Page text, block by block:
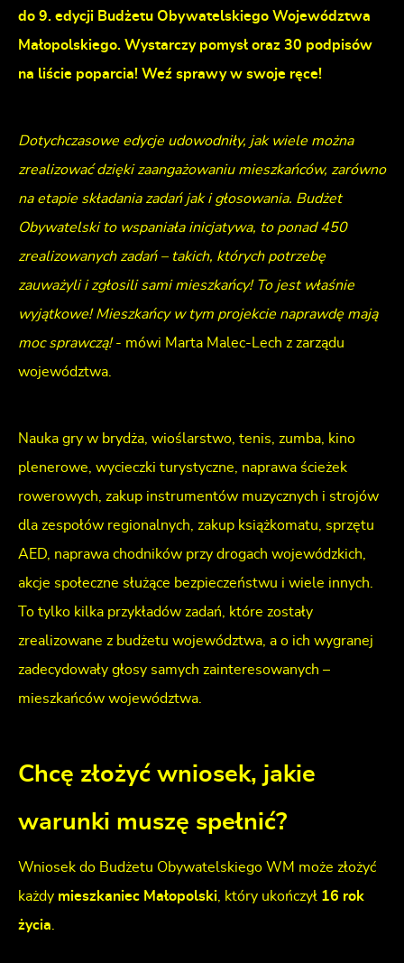
do 9. edycji Budżetu Obywatelskiego Województwa
Małopolskiego. Wystarczy pomysł oraz 30 podpisów
na liście poparcia! Weź sprawy w swoje ręce!
Dotychczasowe edycje udowodniły, jak wiele można
zrealizować dzięki zaangażowaniu mieszkańców, zarówno
na etapie składania zadań jak i głosowania. Budżet
Obywatelski to wspaniała inicjatywa, to ponad 450
zrealizowanych zadań – takich, których potrzebę
zauważyli i zgłosili sami mieszkańcy! To jest właśnie
wyjątkowe! Mieszkańcy w tym projekcie naprawdę mają
moc sprawczą!- mówi Marta Malec-Lech z zarządu
województwa.
Nauka gry w brydża, wioślarstwo, tenis, zumba, kino
plenerowe, wycieczki turystyczne, naprawa ścieżek
rowerowych, zakup instrumentów muzycznych i strojów
dla zespołów regionalnych, zakup książkomatu, sprzętu
AED, naprawa chodników przy drogach wojewódzkich,
akcje społeczne służące bezpieczeństwu i wiele innych.
To tylko kilka przykładów zadań, które zostały
zrealizowane z budżetu województwa, a o ich wygranej
zadecydowały głosy samych zainteresowanych –
mieszkańców województwa.
Chcę złożyć wniosek, jakie
warunki muszę spełnić?
Wniosek do Budżetu Obywatelskiego WM może złożyć
każdy mieszkaniec Małopolski , który ukończył 16 rok
życia